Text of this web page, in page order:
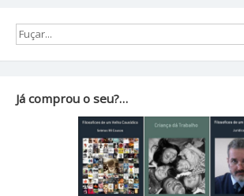
Já comprou o seu?…